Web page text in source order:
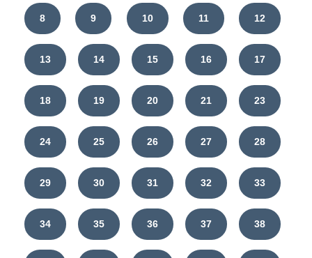
8 9 10 11 12
13 14 15 16 17
18 19 20 21 23
24 25 26 27 28
29 30 31 32 33
34 35 36 37 38